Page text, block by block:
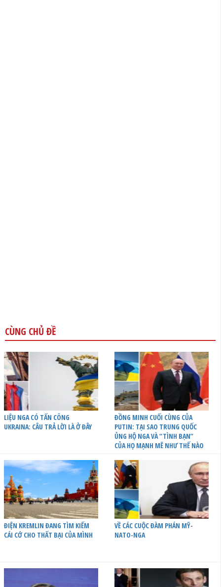
CÙNG CHỦ ĐỀ
LIỆU NGA CÓ TẤN CÔNG
UKRAINA: CÂU TRẢ LỜI LÀ Ở ĐÂY
ĐỒNG MINH CUỐI CÙNG CỦA
PUTIN: TẠI SAO TRUNG QUỐC
ỦNG HỘ NGA VÀ “TÌNH BẠN”
CỦA HỌ MẠNH MẼ NHƯ THẾ NÀO
ĐIỆN KREMLIN ĐANG TÌM KIẾM
CÁI CỚ CHO THẤT BẠI CỦA MÌNH
VỀ CÁC CUỘC ĐÀM PHÁN MỸ-
NATO-NGA